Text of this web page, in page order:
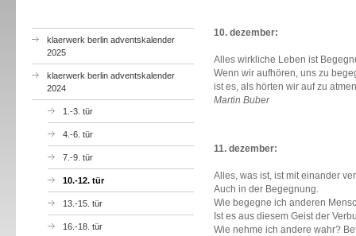
klaerwerk berlin adventskalender
2025
klaerwerk berlin adventskalender
2024
1.-3. tür
4.-6. tür
7.-9. tür
10.-12. tür
13.-15. tür
16.-18. tür
10. dezember:
Alles wirkliche Leben ist
Wenn wir aufhören, uns zu
ist es, als hörten wir auf zu
Martin Buber
11. dezember:
Alles, was ist, ist mit einander
Auch in der Begegnung.
Wie begegne ich anderen
Ist es aus diesem Geist der
Wie nehme ich andere wahr?